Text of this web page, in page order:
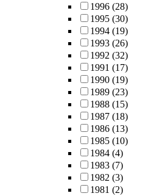
1996 (28)
1995 (30)
1994 (19)
1993 (26)
1992 (32)
1991 (17)
1990 (19)
1989 (23)
1988 (15)
1987 (18)
1986 (13)
1985 (10)
1984 (4)
1983 (7)
1982 (3)
1981 (2)